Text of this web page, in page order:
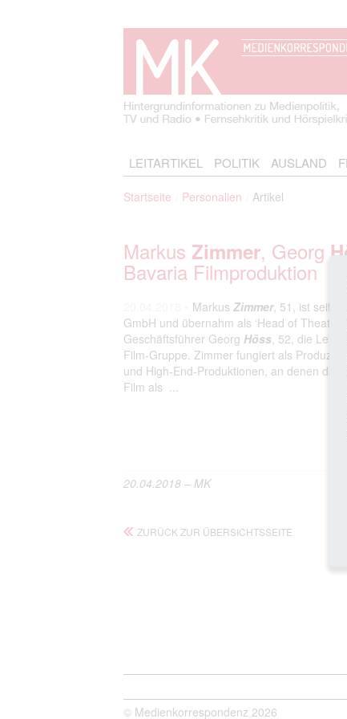
LEITARTIKEL POLITIK AUSLAND
Startseite Personalien Artikel
Markus Zimmer, Georg
Bavaria Filmproduktion
Markus Zimmer, 51, ist seit
GmbH und übernahm als ‘Head of
Geschäftsführer Georg Höss, 52, die
Film-Gruppe. Zimmer fungiert als
und High-End-Produktionen, an denen
Film als ...
20.04.2018 – MK
ZURÜCK ZUR ÜBERSICHTSSEITE
© Medienkorrespondenz 2026